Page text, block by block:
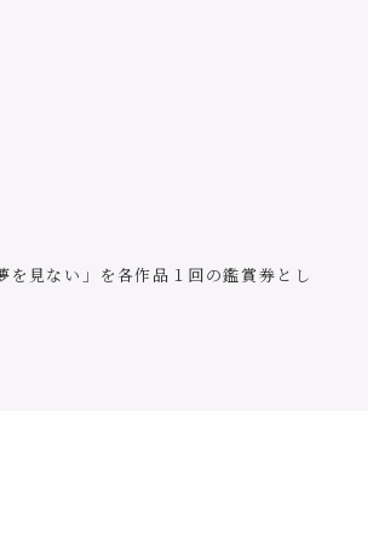
見ない」を各作品１回の鑑賞券とし